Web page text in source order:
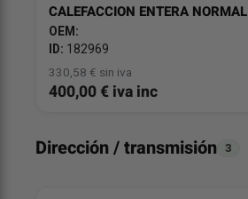
CALEFACCION ENTERA NORMAL
OEM:
ID: 182969
330,58 € sin iva
400,00 € iva inc
Dirección / transmisión 3